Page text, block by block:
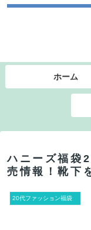
ホーム
ハニーズ福袋
売情報！靴下
20代ファッション福袋